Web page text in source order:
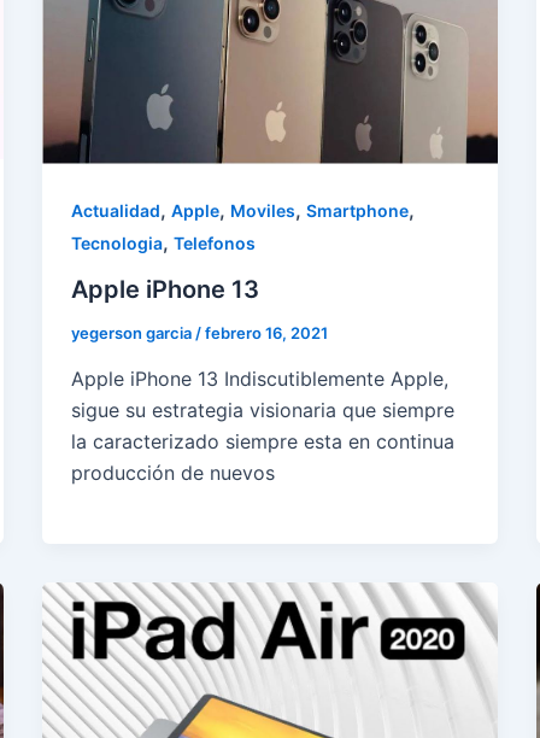
Actualidad, Apple, Moviles, Smartphone,
Tecnologia, Telefonos
Apple iPhone 13
yegerson garcia/febrero 16, 2021
Apple iPhone 13 Indiscutiblemente Apple,
sigue su estrategia visionaria que siempre
la caracterizado siempre esta en continua
producción de nuevos